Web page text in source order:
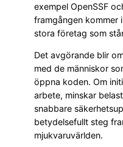
exempel OpenSSF
framgången kommer
stora företag som
Det avgörande blir
med de människor
öppna koden. Om
arbete, minskar
snabbare
betydelsefullt steg
mjukvaruvärlden.